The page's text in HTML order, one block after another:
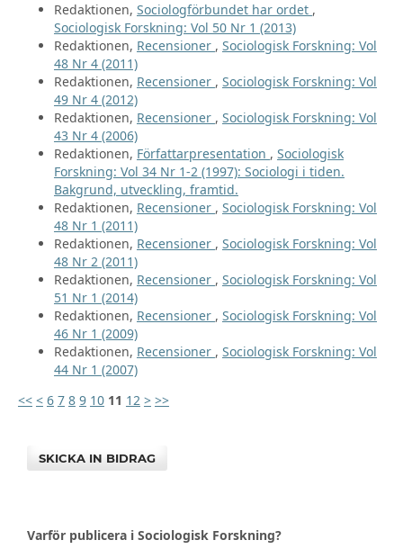
Redaktionen, Sociologförbundet har ordet ,
Sociologisk Forskning: Vol 50 Nr 1 (2013)
Redaktionen, Recensioner , Sociologisk Forskning: Vol
48 Nr 4 (2011)
Redaktionen, Recensioner , Sociologisk Forskning: Vol
49 Nr 4 (2012)
Redaktionen, Recensioner , Sociologisk Forskning: Vol
43 Nr 4 (2006)
Redaktionen, Författarpresentation , Sociologisk
Forskning: Vol 34 Nr 1-2 (1997): Sociologi i tiden.
Bakgrund, utveckling, framtid.
Redaktionen, Recensioner , Sociologisk Forskning: Vol
48 Nr 1 (2011)
Redaktionen, Recensioner , Sociologisk Forskning: Vol
48 Nr 2 (2011)
Redaktionen, Recensioner , Sociologisk Forskning: Vol
51 Nr 1 (2014)
Redaktionen, Recensioner , Sociologisk Forskning: Vol
46 Nr 1 (2009)
Redaktionen, Recensioner , Sociologisk Forskning: Vol
44 Nr 1 (2007)
<< < 6 7 8 9 10 11 12 > >>
SKICKA IN BIDRAG
Varför publicera i Sociologisk Forskning?